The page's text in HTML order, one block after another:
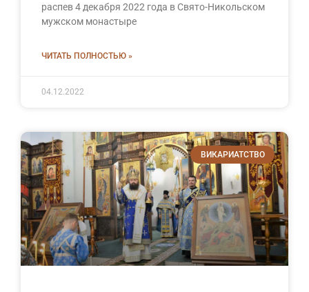
распев 4 декабря 2022 года в Свято-Никольском
мужском монастыре
ЧИТАТЬ ПОЛНОСТЬЮ »
04.12.2022
ВИКАРИАТСТВО